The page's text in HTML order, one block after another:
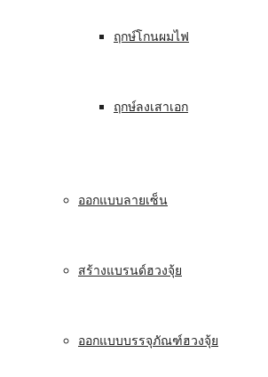
ฤกษ์โกนผมไฟ
ฤกษ์ลงเสาเอก
ออกแบบลายเซ็น
สร้างแบรนด์ฮวงจุ้ย
ออกแบบบรรจุภัณฑ์ฮวงจุ้ย